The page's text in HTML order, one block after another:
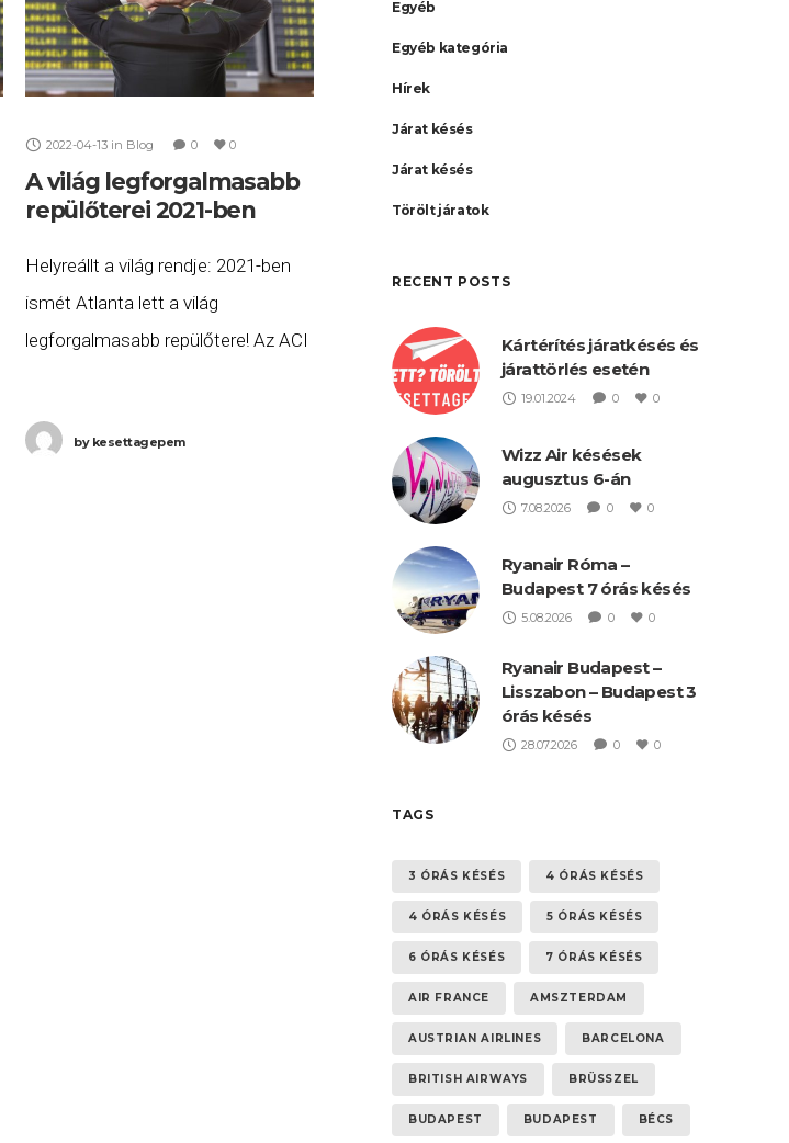
2022-04-13 in Blog 0 0
A világ legforgalmasabb
repülőterei 2021-ben
Helyreállt a világ rendje: 2021-ben
ismét Atlanta lett a világ
legforgalmasabb repülőtere! Az ACI
után, visszatért az „örökös első”
bykesettagepem
Egyéb
Egyéb kategória
Hírek
Járat késés
Járat késés
Törölt járatok
RECENT POSTS
Kártérítés járatkésés és
járattörlés esetén
19.01.2024 0 0
Wizz Air késések
augusztus 6-án
7.08.2026 0 0
Ryanair Róma –
Budapest 7 órás késés
5.08.2026 0 0
Ryanair Budapest –
Lisszabon – Budapest 3
órás késés
28.07.2026 0 0
TAGS
3 ÓRÁS KÉSÉS 4 ÓRÁS KÉSÉS
4 ÓRÁS KÉSÉS 5 ÓRÁS KÉSÉS
6 ÓRÁS KÉSÉS 7 ÓRÁS KÉSÉS
AIR FRANCE AMSZTERDAM
AUSTRIAN AIRLINES BARCELONA
BRITISH AIRWAYS BRÜSSZEL
BUDAPEST BUDAPEST BÉCS